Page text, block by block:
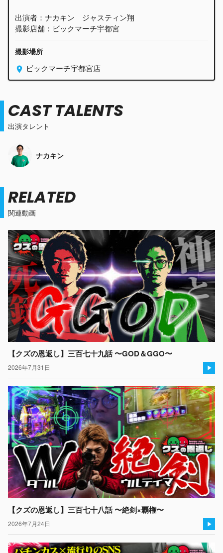
出演者：ナカキン ジャスティン翔
撮影店舗：ビックマーチ宇都宮
撮影場所
ビックマーチ宇都宮店
出演タレント
CAST TALENTS
ナカキン
関連動画
RELATED
【クズの恩返し】三百七十九話 〜GOD＆GGO〜
2026年7月31日
【クズの恩返し】三百七十八話 〜絶剣×覇権〜
2026年7月24日